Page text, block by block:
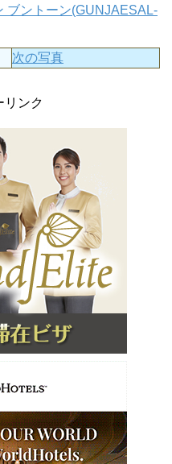
ブントーン(GUNJAESAL-
次の写真
リンク